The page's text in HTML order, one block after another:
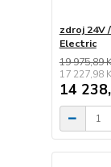
zdroj 24V
Electric
19 975,89
17 227,98
14